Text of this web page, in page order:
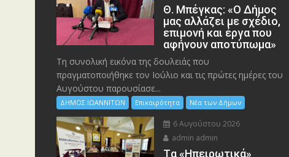
Θ. Μπέγκας: «Ο Δήμος
μας αλλάζει με σχέδιο,
επιμονή και έργα που
αφήνουν αποτύπωμα»
Τη συνολική εικόνα της δουλειάς που
πραγματοποιήθηκε τον Ιούλιο και τις πρώτες ημέρες του
Αυγούστου παρουσίασε...
ΔΗΜΟΣ ΙΩΑΝΝΙΤΩΝ Επικαιρότητα Νέα των Δήμων
6 Αυγούστου 2026
admin admin
Tα «Ηπειρωτικά»